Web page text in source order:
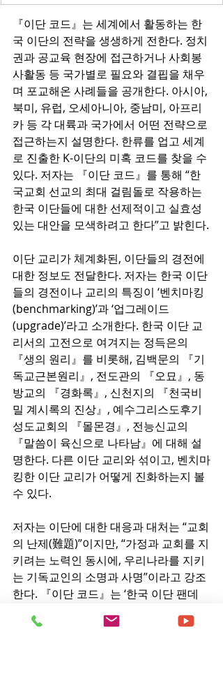
『이단 코드』는 세계에서 활동하는 한
국 이단의 전략을 생생하게 전한다. 정치
권과 공교육 현장에 접근하거나 사회봉
사활동 등 국가별로 필요와 결핍을 채우
며 포교해온 사례들을 공개한다. 아시아,
북미, 유럽, 오세아니아, 중남미, 아프리
카 등 각 대륙과 국가에서 어떤 전략으로
접근하는지 설명한다. 한류를 업고 세계
로 진출한 K-이단의 미혹 코드를 찾을 수
있다. 저자는 『이단 코드』를 통해 “한
국교회 선교의 최대 걸림돌로 작용하는
한국 이단들에 대한 선제적이고 실효성
있는 대안을 모색하려고 한다”고 밝힌다.
이단 교리가 체계화된, 이단들의 경전에
대한 정보도 전달한다. 저자는 한국 이단
들의 경전이나 교리의 특징이 ‘벤치마킹
(benchmarking)’과 ‘업그레이드
(upgrade)’라고 소개한다. 한국 이단 교
리서의 고전으로 여겨지는 정득은의
『생의 원리』를 비롯해, 김백문의 『기
독교근본원리』, 전도관의 『오묘』, 동
방교의 『경화록』, 신천지의 『천국비
밀 계시록의 진상』, 예수그리스도후기
성도교회의 『몰몬경』, 전능신교의
『말씀이 육신으로 나타남』에 대해 설
명한다. 다른 이단 교리와 섞이고, 벤치마
킹한 이단 교리가 어떻게 진화하는지 볼
수 있다.
저자는 이단에 대한 대응과 대처는 “교회
의 난제(難題)”이지만, “가정과 교회를 지
키려는 노력인 동시에, 우리나라를 지키
는 기독교인의 소명과 사명”이라고 강조
한다. 『이단 코드』는 ‘한국 이단 팬데
심 코드를 명확히 잡아, 이단을 바로 진단